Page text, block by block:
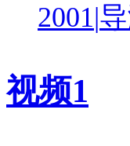
2001|
视频1